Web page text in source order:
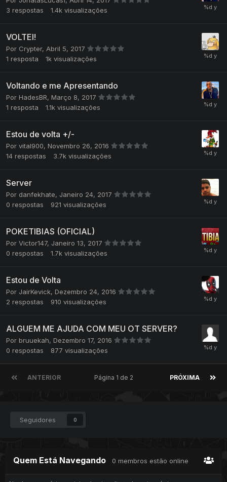
3 respostas 1.4k visualizações
VOLTEI!
Por Crypter, Abril 5, 2017
1 resposta 1k visualizações
Voltando e me Apresentando
Por HadesBR, Março 8, 2017
1 resposta 1.1k visualizações
Estou de volta +/-
Por vital900, Novembro 26, 2016
14 respostas 3.7k visualizações
Server
Por danfekhate, Janeiro 24, 2017
0 respostas 921 visualizações
POKETIBIAS (OFICIAL)
Por Victor147, Janeiro 13, 2017
0 respostas 1.7k visualizações
Estou de Volta
Por JairKevick, Dezembro 24, 2016
2 respostas 910 visualizações
ALGUEM ME AJUDA COM MEU OT SERVER?
Por bruuekah, Dezembro 17, 2016
0 respostas 877 visualizações
ANTERIOR PRÓXIMA
Página 1 de 2
Seguidores 0
Quem Está Navegando 0 membros estão online